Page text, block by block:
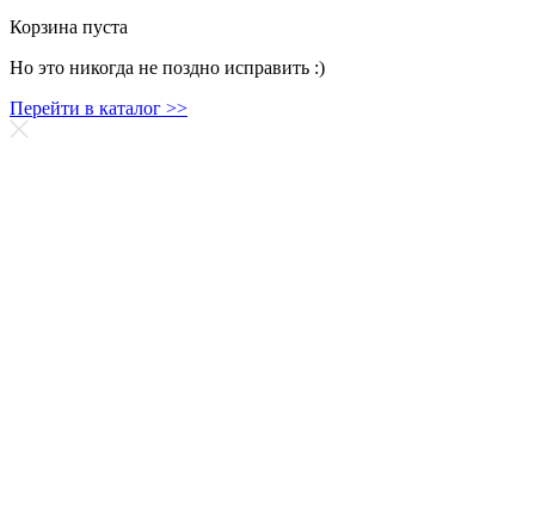
Корзина пуста
Но это никогда не поздно исправить :)
Перейти в каталог >>